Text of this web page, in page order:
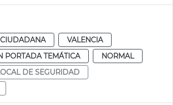
VALENCIA
PORTADA TEMÁTICA
NORMAL
DE SEGURIDAD